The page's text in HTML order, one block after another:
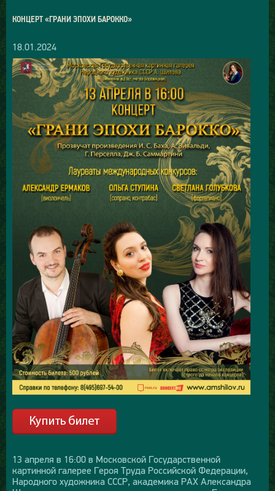
КОНЦЕРТ «ГРАНИ ЭПОХИ БАРОККО»
18.01.2024
13 апреля в 16:00 в Московской Государственной
картинной галерее Героя Труда Российской Федерации,
Народного художника СССР, академика РАХ Александра